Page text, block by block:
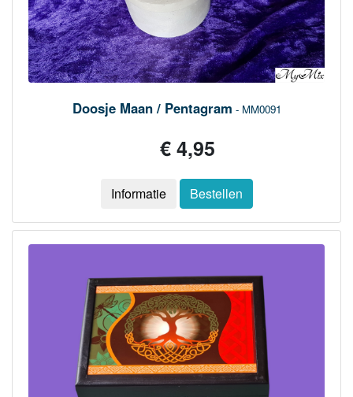
Doosje Maan / Pentagram - MM0091
€ 4,95
Informatie Bestellen